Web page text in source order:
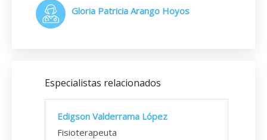
Gloria Patricia Arango Hoyos
Especialistas relacionados
Edigson Valderrama López
Fisioterapeuta